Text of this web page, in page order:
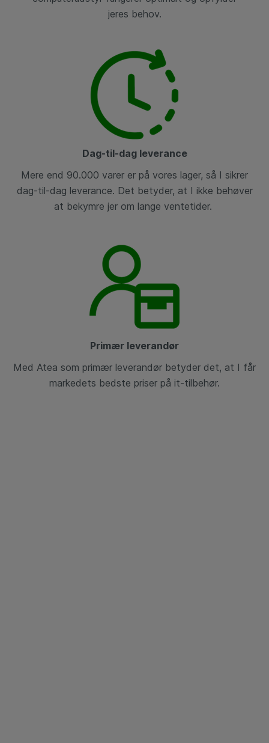
jeres behov.
Dag-til-dag leverance
Mere end 90.000 varer er på vores lager, så I sikrer
dag-til-dag leverance. Det betyder, at I ikke behøver
at bekymre jer om lange ventetider.
Primær leverandør
Med Atea som primær leverandør betyder det, at I får
markedets bedste priser på it-tilbehør.